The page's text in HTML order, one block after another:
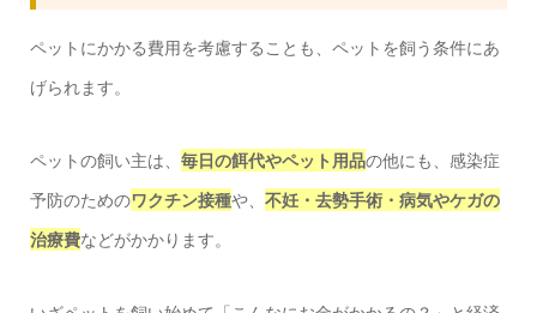
ペットにかかる費用を考慮することも、ペットを飼う条件にあ
げられます。
ペットの飼い主は、 毎日の餌代やペット用品の他にも、感染症
予防のためのワクチン接種や、 不妊・去勢手術・病気やケガの
治療費などがかかります。